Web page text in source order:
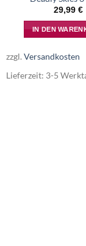
29,99 €
IN DEN
zzgl. Versandkosten
Lieferzeit: 3-5